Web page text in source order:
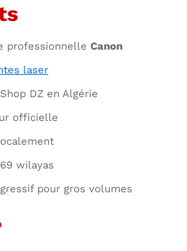
professionnelle Canon
laser
DZ en Algérie
officielle
wilayas
pour gros volumes